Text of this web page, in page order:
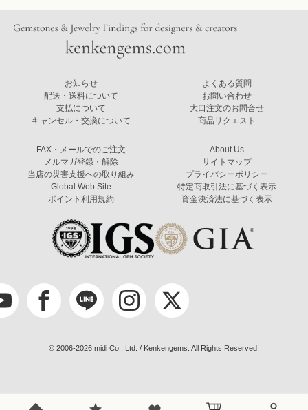
お知らせ
配送・送料について
支払について
キャンセル・交換について
よくある質問
お問い合わせ
大口注文のお問合せ
商品リクエスト
FAX・メールでのご注文
メルマガ登録・解除
当店の災害支援への取り組み
Global Web Site
ポイント利用規約
About Us
サイトマップ
プライバシーポリシー
特定商取引法に基づく表示
資金決済法に基づく表示
© 2006-2026 midi Co., Ltd. / Kenkengems. All Rights Reserved.